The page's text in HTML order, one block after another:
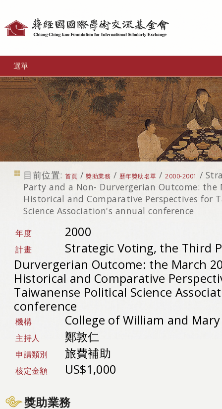
選單
目前位置: 首頁 /獎助業務 / 歷年獎助名單 /2000-2001 /
Party and a Non- Durvergerian Outcome: the
Historical and Comparative Perspectives for
Science Association's annual conference
年度 2000
計畫
Strategic Voting, the Third
Durvergerian Outcome: the March
Historical and Comparative
Taiwanense Political Science
conference
機構 College of William and Mary
主持人 鄭敦仁
申請類別 旅費補助
核定金額 US$1,000
獎助業務